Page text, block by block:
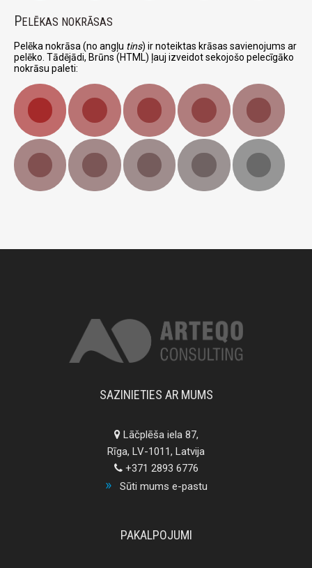
PELĒKAS NOKRĀSAS
Pelēka nokrāsa (no angļu tins) ir noteiktas krāsas savienojums ar
pelēko. Tādējādi, Brūns (HTML) ļauj izveidot sekojošo pelecīgāko
nokrāsu paleti:
SAZINIETIES AR MUMS
Lāčplēša iela 87,
Rīga, LV-1011, Latvija
+371 2893 6776
Sūti mums e-pastu
PAKALPOJUMI